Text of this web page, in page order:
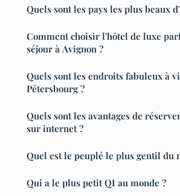
Quels sont les pays les plus beaux
Comment choisir l'hôtel de luxe
séjour à Avignon ?
Quels sont les endroits fabuleux à
Pétersbourg ?
Quels sont les avantages de
sur internet ?
Quel est le peuplé le plus gentil du
Qui a le plus petit QI au monde ?